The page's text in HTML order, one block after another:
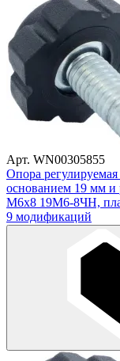
Арт. WN00305855
Опора
основанием 19 мм и
М6х8 19М6-8ЧН,
9 модификаций